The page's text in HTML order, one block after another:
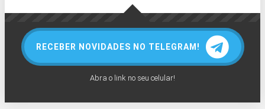
RECEBER NOVIDADES NO TELEGRAM!
Abra o link no seu celular!